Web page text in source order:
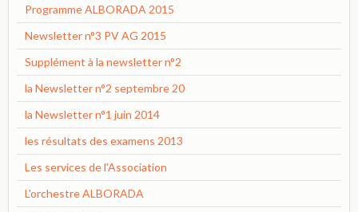
Programme ALBORADA 2015
Newsletter n°3 PV AG 2015
Supplément à la newsletter n°2
la Newsletter n°2 septembre 20
la Newsletter n°1 juin 2014
les résultats des examens 2013
Les services de l'Association
L'orchestre ALBORADA